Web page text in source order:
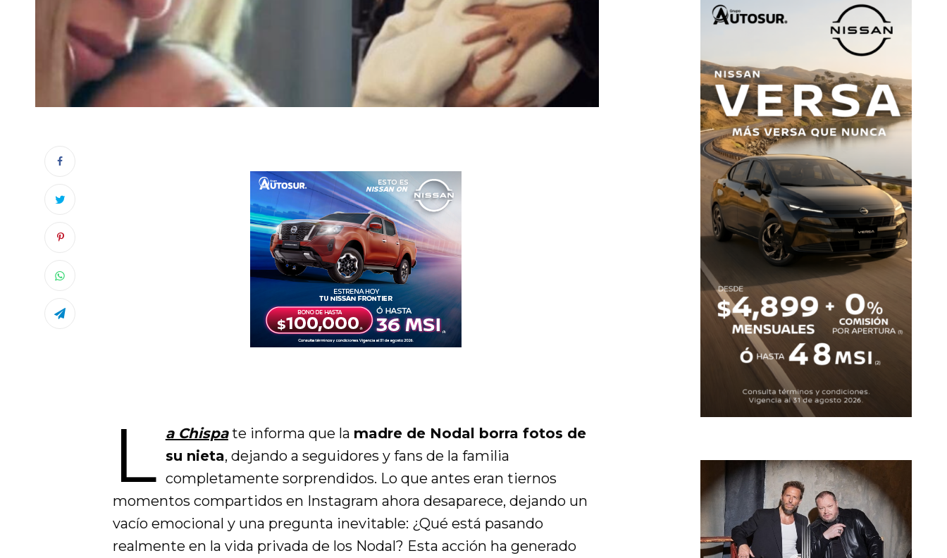
L a Chispate informa que la madre de Nodal borra fotos de
su nieta, dejando a seguidores y fans de la familia
completamente sorprendidos. Lo que antes eran tiernos
momentos compartidos en Instagram ahora desaparece, dejando un
vacío emocional y una pregunta inevitable: ¿Qué está pasando
realmente en la vida privada de los Nodal? Esta acción ha generado